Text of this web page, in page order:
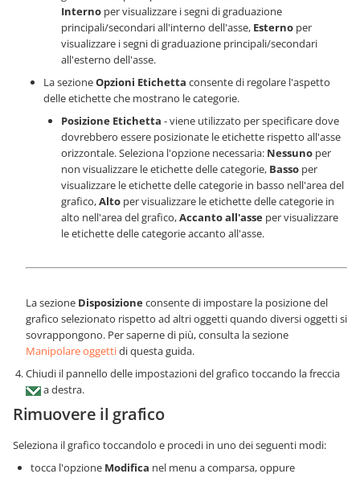
Interno per visualizzare i segni di graduazione
principali/secondari all'interno dell'asse, Esterno per
visualizzare i segni di graduazione principali/secondari
all'esterno dell'asse.
La sezioneOpzioni Etichetta consente di regolare l'aspetto
delle etichette che mostrano le categorie.
Posizione Etichetta - viene utilizzato per specificare dove
dovrebbero essere posizionate le etichette rispetto all'asse
orizzontale. Seleziona l'opzione necessaria: Nessuno per
non visualizzare le etichette delle categorie, Basso per
visualizzare le etichette delle categorie in basso nell'area del
grafico,Alto per visualizzare le etichette delle categorie in
alto nell'area del grafico,Accanto all'asse per visualizzare
le etichette delle categorie accanto all'asse.
La sezione Disposizioneconsente di impostare la posizione del
grafico selezionato rispetto ad altri oggetti quando diversi oggetti si
sovrappongono. Per saperne di più, consulta la sezione
Manipolare oggettidi questa guida.
Chiudi il pannello delle impostazioni del grafico toccando la freccia
a destra.
Rimuovere il grafico
Seleziona il grafico toccandolo e procedi in uno dei seguenti modi:
tocca l'opzione Modifica nel menu a comparsa, oppure